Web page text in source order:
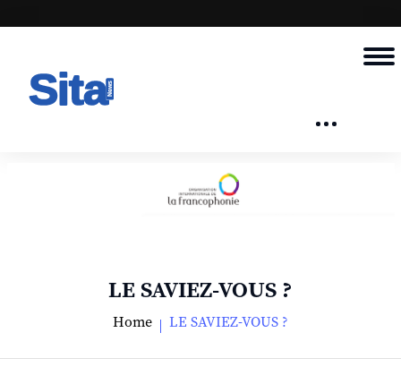
LE SAVIEZ-VOUS ?
Home LE SAVIEZ-VOUS ?